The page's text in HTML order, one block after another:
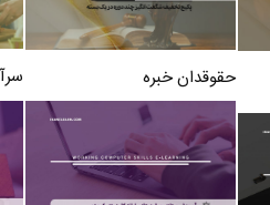
حقوقدان خبره